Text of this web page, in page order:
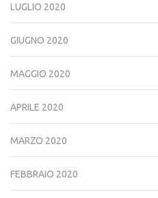
LUGLIO 2020
GIUGNO 2020
MAGGIO 2020
APRILE 2020
MARZO 2020
FEBBRAIO 2020